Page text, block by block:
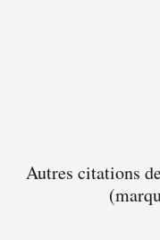
Autres citations